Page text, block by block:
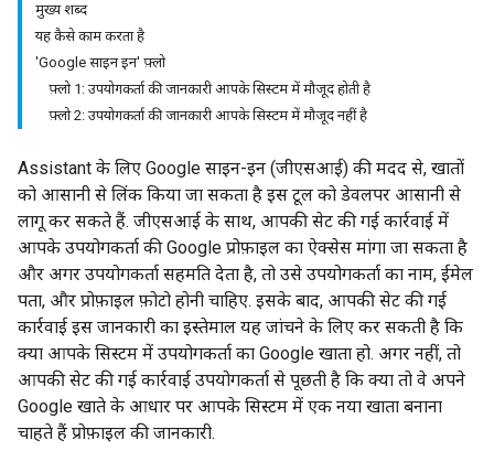
मुख्य शब्द
यह कैसे काम करता है
'Google साइन इन' फ़्लो
फ़्लो 1: उपयोगकर्ता की जानकारी आपके सिस्टम में मौजूद होती है
फ़्लो 2: उपयोगकर्ता की जानकारी आपके सिस्टम में मौजूद नहीं है
Assistant के लिए Google साइन-इन (जीएसआई) की मदद से, खातों
को आसानी से लिंक किया जा सकता है इस टूल को डेवलपर आसानी से
लागू कर सकते हैं. जीएसआई के साथ, आपकी सेट की गई कार्रवाई में
आपके उपयोगकर्ता की Google प्रोफ़ाइल का ऐक्सेस मांगा जा सकता है
और अगर उपयोगकर्ता सहमति देता है, तो उसे उपयोगकर्ता का नाम, ईमेल
पता, और प्रोफ़ाइल फ़ोटो होनी चाहिए. इसके बाद, आपकी सेट की गई
कार्रवाई इस जानकारी का इस्तेमाल यह जांचने के लिए कर सकती है कि
क्या आपके सिस्टम में उपयोगकर्ता का Google खाता हो. अगर नहीं, तो
आपकी सेट की गई कार्रवाई उपयोगकर्ता से पूछती है कि क्या तो वे अपने
Google खाते के आधार पर आपके सिस्टम में एक नया खाता बनाना
चाहते हैं प्रोफ़ाइल की जानकारी.